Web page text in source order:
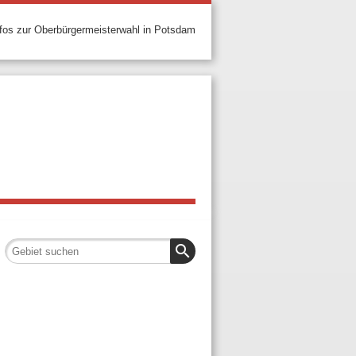
zur Oberbürgermeisterwahl in Potsdam
search